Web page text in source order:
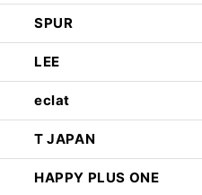
SPUR
LEE
eclat
T JAPAN
HAPPY PLUS ONE